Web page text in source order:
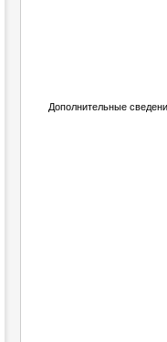
Дополнительные